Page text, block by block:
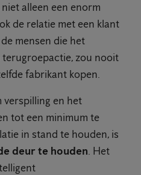
alleen een enorm
de relatie met een klant
mensen die het
zou nooit
fabrikant kopen.
verspilling en het
tot een minimum te
in stand te houden, is
deur te houden. Het